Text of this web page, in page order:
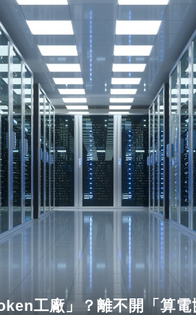
工廠」？離不開「算電